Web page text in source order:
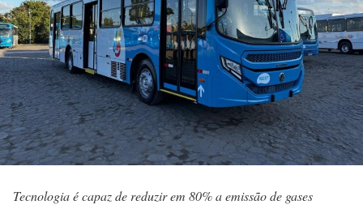
Tecnologia é capaz de reduzir em 80% a emissão de gases